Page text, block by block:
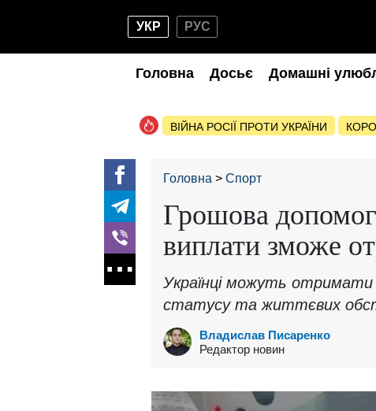
УКР РУС
Головна Досьє Домашні
ВІЙНА РОСІЇ ПРОТИ УКРАЇНИ
Головна Спорт
Грошова
виплати зможе
Українці можуть отримати
статусу та життєвих
Владислав Писаренко
Редактор новин